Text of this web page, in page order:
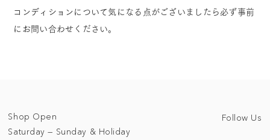
コンディションについて気になる点がございましたら必ず事前
にお問い合わせください。
Shop Open
Saturday — Sunday & Holiday
Follow Us